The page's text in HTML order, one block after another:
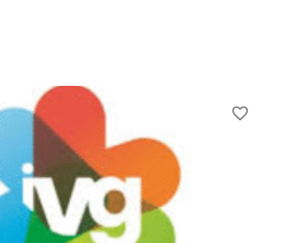
favorite_border